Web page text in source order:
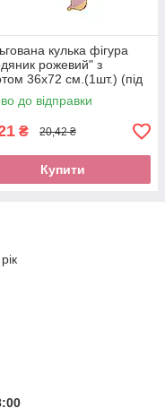
кулька фігура
рожевий" з
36х72 см.(1шт.) (під
до відправки
₴ 20,42 ₴
Купити